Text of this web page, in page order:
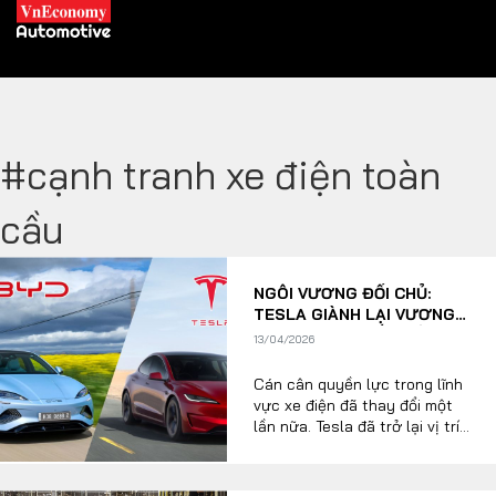
Trang chủ
Tiêu điểm
XE XANH
Hybrid
Xe điện
THỊ TRƯỜNG XE DOANH NGHIỆP
#cạnh tranh xe điện toàn
cầu
NGÔI VƯƠNG ĐỔI CHỦ:
TESLA GIÀNH LẠI VƯƠNG
MIỆN TỪ TAY ĐỐI THỦ
13/04/2026
Cán cân quyền lực trong lĩnh
vực xe điện đã thay đổi một
lần nữa. Tesla đã trở lại vị trí